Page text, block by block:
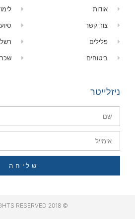
אודות
צור קשר
פלילים
ביטוחים שכר
ניזלייטר
שליחה
© 2018 ALL RIGHTS RESERVED​